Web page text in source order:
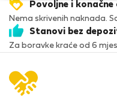
Povoljne i konačne
Nema skrivenih naknada.
Stanovi bez
Za boravke kraće od 6